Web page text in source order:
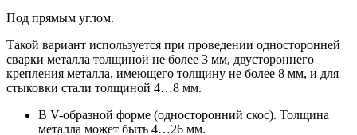
Под прямым углом.
Такой вариант используется при проведении односторонней
сварки металла толщиной не более 3 мм, двустороннего
крепления металла, имеющего толщину не более 8 мм, и для
стыковки стали толщиной 4…8 мм.
В V-образной форме (односторонний скос). Толщина
металла может быть 4…26 мм.